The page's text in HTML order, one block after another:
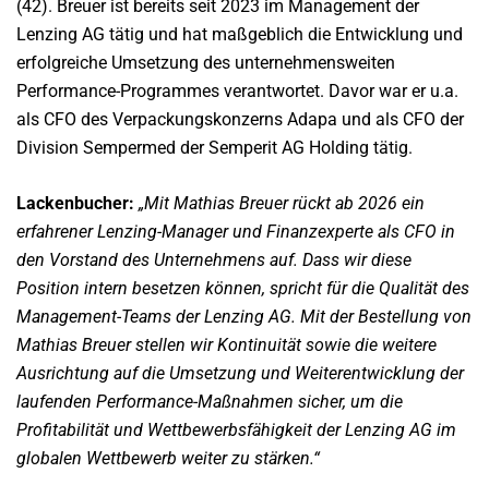
(42). Breuer ist bereits seit 2023 im Management der
Lenzing AG tätig und hat maßgeblich die Entwicklung und
erfolgreiche Umsetzung des unternehmensweiten
Performance-Programmes verantwortet. Davor war er u.a.
als CFO des Verpackungskonzerns Adapa und als CFO der
Division Sempermed der Semperit AG Holding tätig.
Lackenbucher: „Mit Mathias Breuer rückt ab 2026 ein
erfahrener Lenzing-Manager und Finanzexperte als CFO in
den Vorstand des Unternehmens auf. Dass wir diese
Position intern besetzen können, spricht für die Qualität des
Management-Teams der Lenzing AG. Mit der Bestellung von
Mathias Breuer stellen wir Kontinuität sowie die weitere
Ausrichtung auf die Umsetzung und Weiterentwicklung der
laufenden Performance-Maßnahmen sicher, um die
Profitabilität und Wettbewerbsfähigkeit der Lenzing AG im
globalen Wettbewerb weiter zu stärken.“